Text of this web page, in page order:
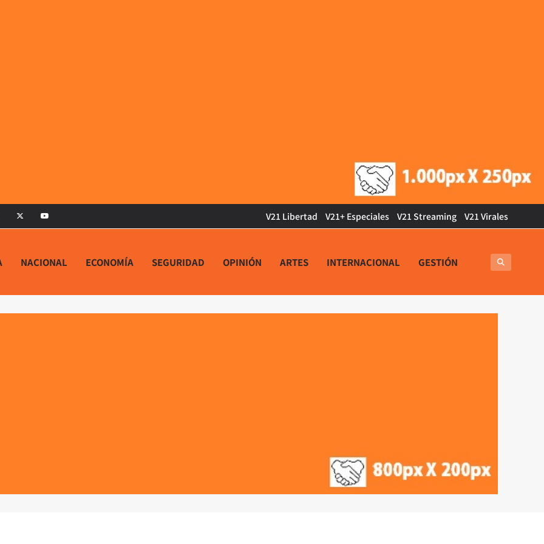
V21 Libertad V21+ Especiales V21 Streaming V21 Virales
NACIONAL ECONOMÍA SEGURIDAD OPINIÓN ARTES INTERNACIONAL GESTIÓN